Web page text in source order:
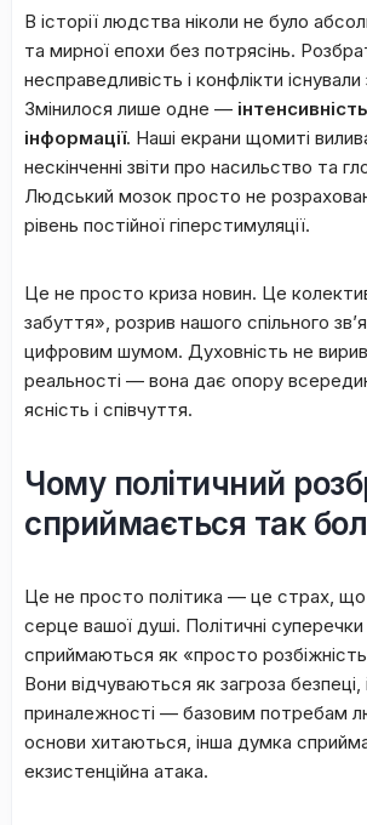
​В історії людства ніколи не було
та мирної епохи без потрясінь.
несправедливість і конфлікти
Змінилося лише одне —
інформації. Наші екрани щомиті
нескінченні звіти про насильство та
Людський мозок просто не
рівень постійної гіперстимуляції.
​Це не просто криза новин. Це
забуття», розрив нашого спільного
цифровим шумом. Духовність не
реальності — вона дає опору
ясність і співчуття.
​Чому політичний
сприймається так
​Це не просто політика — це страх, що
серце вашої душі. Політичні суперечки
сприймаються як «просто
Вони відчуваються як загроза безпеці,
приналежності — базовим потребам
основи хитаються, інша думка
екзистенційна атака.